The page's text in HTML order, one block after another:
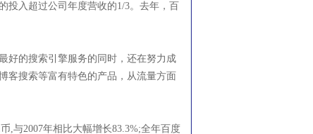
投入超过公司年度营收的1/3。去年，百
的搜索引擎服务的同时，还在努力成
客搜索等富有特色的产品，从流量方面
,与2007年相比大幅增长83.3%;全年百度